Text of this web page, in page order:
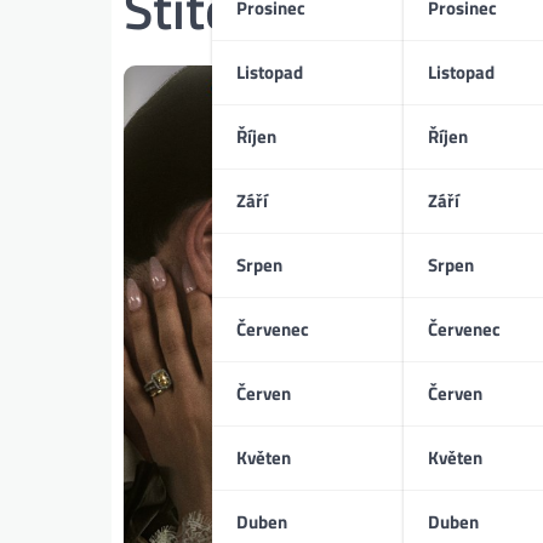
Prosinec
Listopad
Říjen
Září
Srpen
Červenec
Červen
Květen
Duben
Prosinec
Listopad
Říjen
Září
Srpen
Červenec
Červen
Květen
Duben